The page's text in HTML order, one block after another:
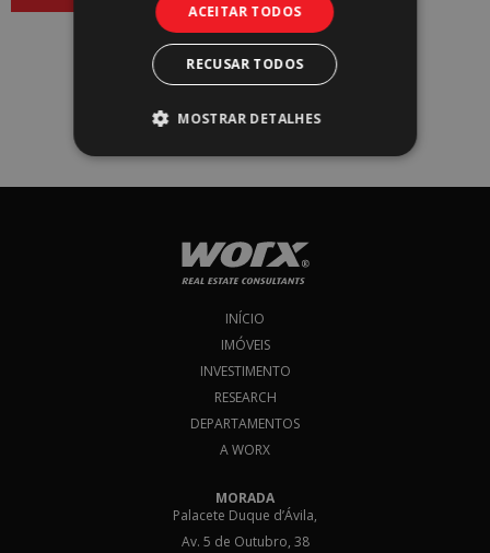
Faça o download do report
WMarket Review Year-End 2025-2026
e subscreva a nossa newsletter!​​
Subscrever
INÍCIO
IMÓVEIS
INVESTIMENTO
RESEARCH
DEPARTAMENTOS
A WORX
MORADA
Palacete Duque d’Ávila,
Av. 5 de Outubro, 38
ACEITAR TODOS
RECUSAR TODOS
MOSTRAR DETALHES